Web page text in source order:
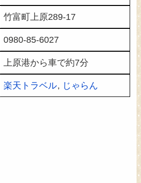
竹富町上原289-17
0980-85-6027
上原港から車で約7分
楽天トラベル, じゃらん